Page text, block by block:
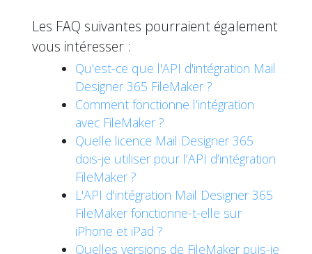
Les FAQ suivantes pourraient également
vous intéresser :
Qu'est-ce que l'API d'intégration Mail
Designer 365 FileMaker ?
Comment fonctionne l’intégration
avec FileMaker ?
Quelle licence Mail Designer 365
dois-je utiliser pour l’API d’intégration
FileMaker ?
L'API d'intégration Mail Designer 365
FileMaker fonctionne-t-elle sur
iPhone et iPad ?
Quelles versions de FileMaker puis-je